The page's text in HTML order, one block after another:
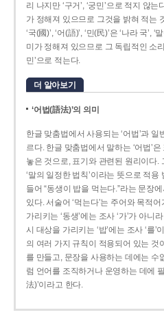
리 나지만 ‘구거’, ‘궁민’으로 적지 않
가 정해져 있으므로 그것을 밝혀 적는
‘국(國)’, ‘어(語)’, ‘민(民)’은 ‘나라 국’,
미가 정해져 있으므로 그 독립적인 소
민’으로 적는다.
더 알아보기
‘어법(語法)’의 의미
한글 맞춤법에서 사용되는 ‘어법’과 일
르다. 한글 맞춤법에서 말하는 ‘어법’
놓은 것으로, 표기와 관련된 원리이다.
‘말의 일정한 법칙’이라는 뜻으로 적
들어 “동생이 밥을 먹는다.”라는 문장
있다. 서술어 ‘먹는다’는 주어와 목적
가리키는 ‘동생’에는 조사 ‘가’가 아니
시 대상을 가리키는 ‘밥’에는 조사 ‘를’
의 여러 가지 규칙이 적용되어 있는 것
를 만들고, 문장을 사용하는 데에는 수
럼 언어를 조직하거나 운영하는 데에
法)’이라고 한다.